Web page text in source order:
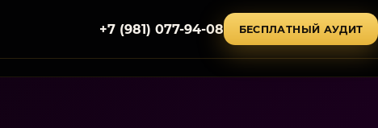
+7 (981) 077-94-08 БЕСПЛАТНЫЙ АУДИТ